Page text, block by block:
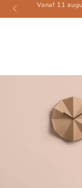
ZUM INHALT
SPRINGEN
Vanaf 11